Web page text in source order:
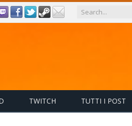
TWITCH TUTTI I POST